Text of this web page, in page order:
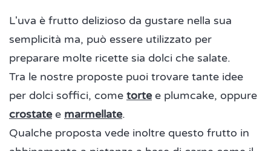
L'uva è frutto delizioso da gustare nella sua
semplicità ma, può essere utilizzato per
preparare molte ricette sia dolci che salate.
Tra le nostre proposte puoi trovare tante idee
per dolci soffici, come tortee plumcake, oppure
crostatee marmellate.
Qualche proposta vede inoltre questo frutto in